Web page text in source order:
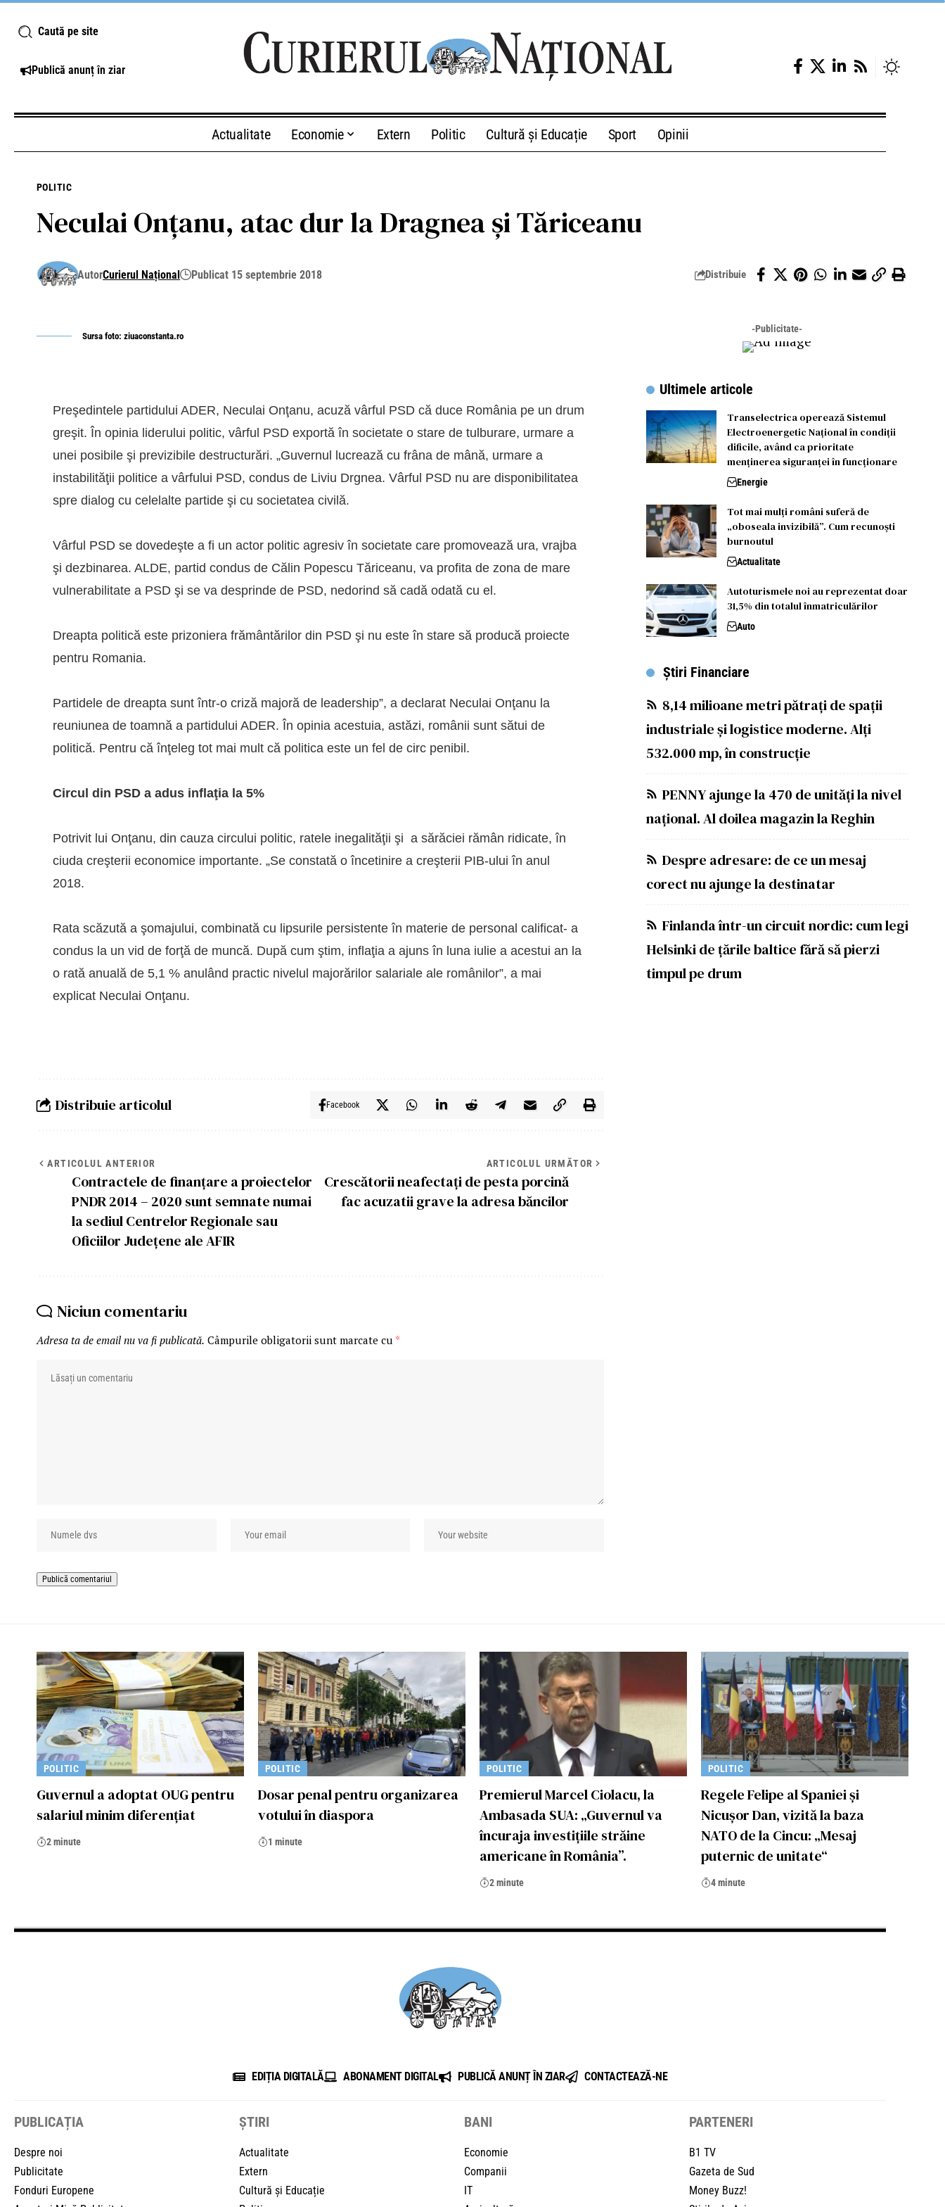
Caută pe site
Publică anunț în ziar
Actualitate Economie Extern Politic Cultură și Educație Sport Opinii
POLITIC
Neculai Onţanu, atac dur la Dragnea şi Tăriceanu
AutorCurierul Național Publicat 15 septembrie 2018 Distribuie
Sursa foto: ziuaconstanta.ro
Preşedintele partidului ADER, Neculai Onţanu, acuză vârful PSD că duce România pe un drum
greşit. În opinia liderului politic, vârful PSD exportă în societate o stare de tulburare, urmare a
unei posibile şi previzibile destructurări. „Guvernul lucrează cu frâna de mână, urmare a
instabilităţii politice a vârfului PSD, condus de Liviu Drgnea. Vârful PSD nu are disponibilitatea
spre dialog cu celelalte partide şi cu societatea civilă.
Vârful PSD se dovedeşte a fi un actor politic agresiv în societate care promovează ura, vrajba
şi dezbinarea. ALDE, partid condus de Călin Popescu Tăriceanu, va profita de zona de mare
vulnerabilitate a PSD şi se va desprinde de PSD, nedorind să cadă odată cu el.
Dreapta politică este prizoniera frământărilor din PSD şi nu este în stare să producă proiecte
pentru Romania.
Partidele de dreapta sunt într-o criză majoră de leadership”, a declarat Neculai Onţanu la
reuniunea de toamnă a partidului ADER. În opinia acestuia, astăzi, românii sunt sătui de
politică. Pentru că înţeleg tot mai mult că politica este un fel de circ penibil.
Circul din PSD a adus inflaţia la 5%
Potrivit lui Onţanu, din cauza circului politic, ratele inegalităţii şi a sărăciei rămân ridicate, în
ciuda creşterii economice importante. „Se constată o încetinire a creşterii PIB-ului în anul
2018.
Rata scăzută a şomajului, combinată cu lipsurile persistente în materie de personal calificat- a
condus la un vid de forţă de muncă. După cum ştim, inflaţia a ajuns în luna iulie a acestui an la
o rată anuală de 5,1 % anulând practic nivelul majorărilor salariale ale românilor”, a mai
explicat Neculai Onţanu.
Distribuie articolul Facebook
ARTICOLUL ANTERIOR
Contractele de finanţare a proiectelor
PNDR 2014 – 2020 sunt semnate numai
la sediul Centrelor Regionale sau
Oficiilor Judeţene ale AFIR
ARTICOLUL URMĂTOR
Crescătorii neafectaţi de pesta porcină
fac acuzatii grave la adresa băncilor
Niciun comentariu
Adresa ta de email nu va fi publicată. Câmpurile obligatorii sunt marcate cu *
-Publicitate-
Ultimele articole
Transelectrica operează Sistemul
Electroenergetic Național în condiții
dificile, având ca prioritate
menținerea siguranței în funcționare
Energie
Tot mai mulți români suferă de
„oboseala invizibilă”. Cum recunoști
burnoutul
Actualitate
Autoturismele noi au reprezentat doar
31,5% din totalul înmatriculărilor
Auto
Știri Financiare
8,14 milioane metri pătrați de spații
industriale și logistice moderne. Alți
532.000 mp, în construcție
PENNY ajunge la 470 de unități la nivel
național. Al doilea magazin la Reghin
Despre adresare: de ce un mesaj
corect nu ajunge la destinatar
Finlanda într-un circuit nordic: cum legi
Helsinki de țările baltice fără să pierzi
timpul pe drum
POLITIC
Guvernul a adoptat OUG pentru
salariul minim diferenţiat
2 minute
POLITIC
Dosar penal pentru organizarea
votului în diaspora
1 minute
POLITIC
Premierul Marcel Ciolacu, la
Ambasada SUA: „Guvernul va
încuraja investițiile străine
americane în România”.
2 minute
POLITIC
Regele Felipe al Spaniei şi
Nicuşor Dan, vizită la baza
NATO de la Cincu: „Mesaj
puternic de unitate“
4 minute
EDIȚIA DIGITALĂ ABONAMENT DIGITAL PUBLICĂ ANUNȚ ÎN ZIAR CONTACTEAZĂ-NE
PUBLICAȚIA
Despre noi
Publicitate
Fonduri Europene
ȘTIRI
Actualitate
Extern
Cultură și Educație
BANI
Economie
Companii
IT
PARTENERI
B1 TV
Gazeta de Sud
Money Buzz!